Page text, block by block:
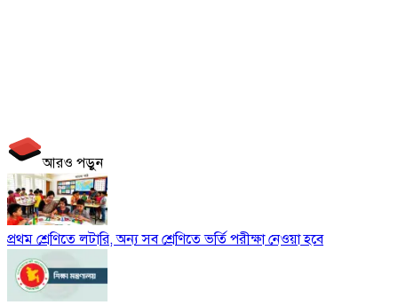
আরও পড়ুন
প্রথম শ্রেণিতে লটারি, অন্য সব শ্রেণিতে ভর্তি পরীক্ষা নেওয়া হবে